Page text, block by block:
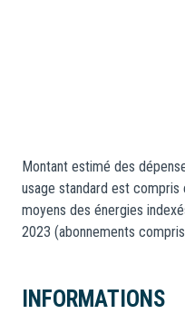
Montant estimé des
usage standard est
moyens des énergies
2023 (abonnements
INFORMATIONS